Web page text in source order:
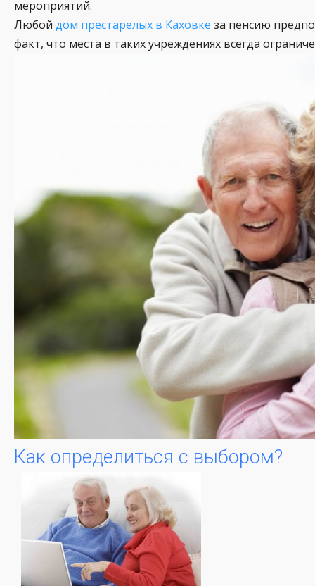
мероприятий.
Любой дом престарелых в Каховке за пенсию
факт, что места в таких учреждениях всегда
Как определиться с выбором?